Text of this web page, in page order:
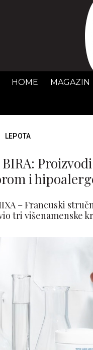
HOME MAGAZIN
LEPOTA
BIRA:
i
– Francuski
tri višenamenske